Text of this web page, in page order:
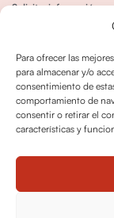
Para ofrecer las
para almacenar y/o
consentimiento de
comportamiento de
consentir o retirar el
características y
Solicitar información
Política de cookies
Política